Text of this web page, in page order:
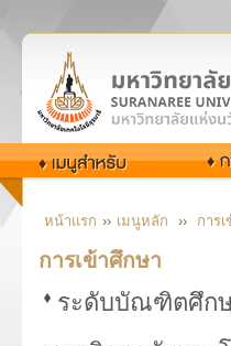
หน้าแรก ›› เมนูหลัก ›› การ
การเข้าศึกษา
ระดับบัณฑิตศึก